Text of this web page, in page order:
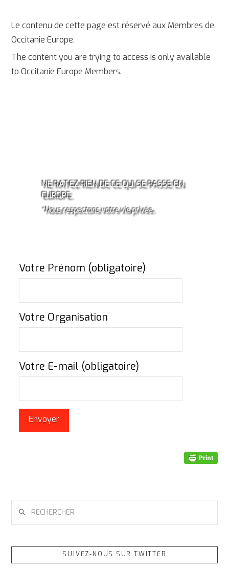
Le contenu de cette page est réservé aux Membres de
Occitanie Europe.
The content you are trying to access is only available
to Occitanie Europe Members.
NE RATEZ RIEN DE CE QUI SE PASSE EN
EUROPE.
*Nous respectons votre vie privée.
Votre Prénom (obligatoire)
Votre Organisation
Votre E-mail (obligatoire)
SUIVEZ-NOUS SUR TWITTER